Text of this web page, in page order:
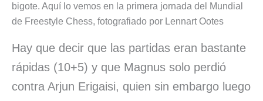
bigote. Aquí lo vemos en la primera jornada del Mundial
de Freestyle Chess, fotografiado por Lennart Ootes
Hay que decir que las partidas eran bastante
rápidas (10+5) y que Magnus solo perdió
contra Arjun Erigaisi, quien sin embargo luego